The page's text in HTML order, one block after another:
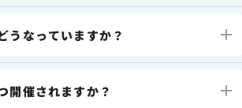
うなっていますか？
開催されますか？